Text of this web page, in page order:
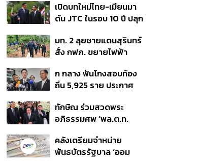
ต่อดอลลาร์
อนุทิน จ่อสอบต่อเอี่ยว
ตัดตอน ม.บูรพา หรือไม่
เปิดบทใหม่ไทย-เมียนมา
ดัน JTC ในรอบ 10 ปี ปลุก
ชายแดน ท่าเรือน้ำลึก
ทวาย
มท. 2 ลุยชายแดนสุรินทร์
สั่ง กฟภ. ขยายไฟฟ้า
350’ เสริมความมั่นคง
ชายแดน
ก กลาง ฟันโกงสอบท้อง
ถิ่น 5,925 ราย ประกาศ
ราย รอ ป.ป.ช. ขีดเส้นแล้ว
เสร็จ 31 ส.ค.
ทักษิณ ร่วมสวดพระ
อภิธรรมศพ ‘พล.ต.ท.
สิน’ สิริอายุ 103 ปี แกนนำ
เพื่อไทย-บุคคลหลาก
คลังเตรียมจำหน่าย
พันธบัตรรัฐบาล ‘ออม